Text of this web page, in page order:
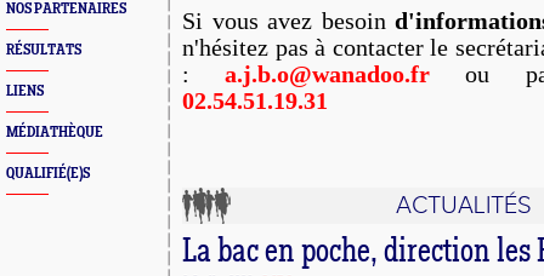
NOS PARTENAIRES
RÉSULTATS
LIENS
MÉDIATHÈQUE
QUALIFIÉ(E)S
Si vous avez besoin
n'hésitez pas à contacter le
:a.j.b.o@wanadoo.fr ou
02.54.51.19.31
ACTUALITÉS
La bac en poche, direction les